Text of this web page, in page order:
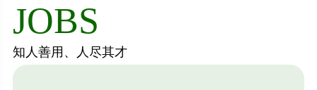
JOBS
知人善用、人尽其才